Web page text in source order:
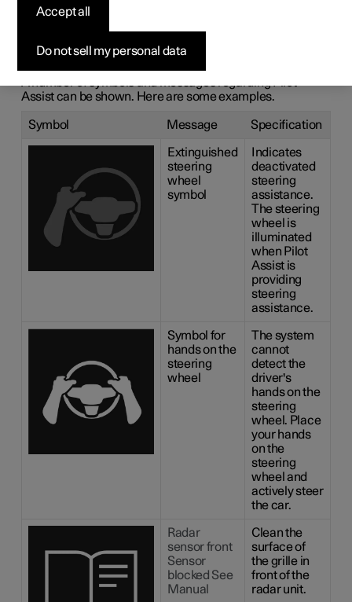
messages for
Pilot Assist*
Assist can be shown. Here are some examples.
Symbol Message Specification
Extinguished
steering
wheel
symbol
Indicates
deactivated
steering
assistance.
The steering
wheel is
illuminated
when Pilot
Assist is
providing
steering
assistance.
Symbol for
hands on the
steering
wheel
The system
cannot
detect the
driver's
hands on the
steering
wheel. Place
your hands
on the
steering
wheel and
actively steer
the car.
Radar
sensor front
Sensor
blocked See
Manual
Clean the
surface of
the grille in
front of the
radar unit.
Do not sell my personal data
Accept all